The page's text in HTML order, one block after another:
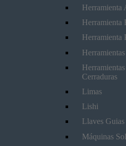
Herramienta
Herramienta
Herramienta
Cerraduras
Limas
Lishi
Llaves Guias
Máquinas